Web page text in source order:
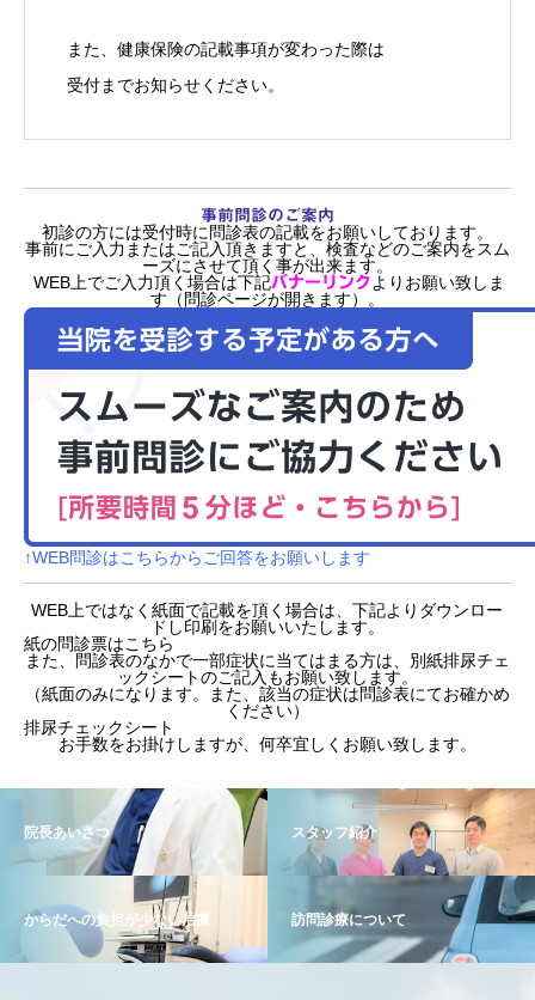
また、健康保険の記載事項が変わった際は
受付までお知らせください。
事前問診のご案内
初診の方には受付時に問診表の記載をお願いしております。
事前にご入力またはご記入頂きますと、検査などのご案内をスム
ーズにさせて頂く事が出来ます。
WEB上でご入力頂く場合は下記バナーリンク よりお願い致しま
す（問診ページが開きます）。
↑WEB問診はこちらからご回答をお願いします
WEB上ではなく紙面で記載を頂く場合は、下記よりダウンロー
ドし印刷をお願いいたします。
紙の問診票はこちら
また、問診表のなかで一部症状に当てはまる方は、別紙排尿チェ
ックシートのご記入もお願い致します。
（紙面のみになります。また、該当の症状は問診表にてお確かめ
ください）
排尿チェックシート
お手数をお掛けしますが、何卒宜しくお願い致します。
院長あいさつ スタッフ紹介
からだへの負担が少ない治療 訪問診療について